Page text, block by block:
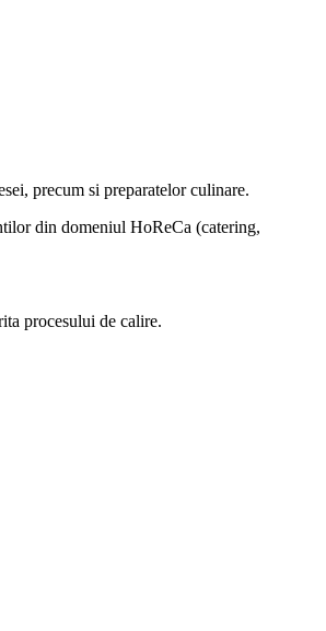
precum si preparatelor culinare.
din domeniul HoReCa (catering,
procesului de calire.